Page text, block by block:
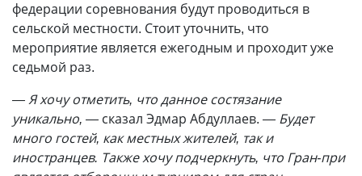
федерации соревнования будут проводиться в
сельской местности. Стоит уточнить, что
мероприятие является ежегодным и проходит уже
седьмой раз.
— Я хочу отметить, что данное состязание
уникально, — сказал Эдмар Абдуллаев. — Будет
много гостей, как местных жителей, так и
иностранцев. Также хочу подчеркнуть, что Гран-при